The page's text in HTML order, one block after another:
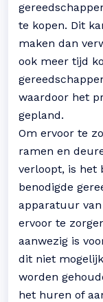
te kopen. Dit
maken dan
ook meer tijd
waardoor het
gepland.
Om ervoor te
ramen en
verloopt, is het
benodigde
apparatuur
ervoor te
aanwezig is
dit niet
worden
het huren of